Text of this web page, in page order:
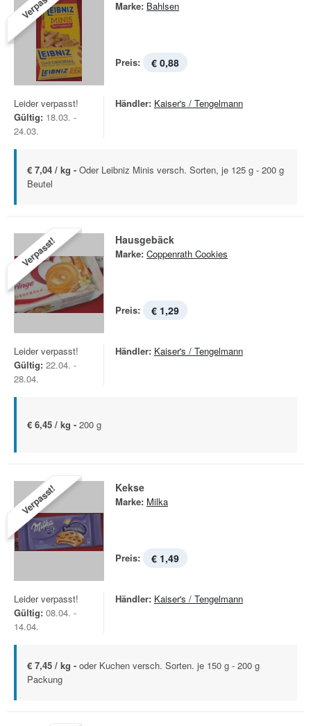
Marke: Bahlsen
Preis: € 0,88
Leider verpasst!
Gültig: 18.03. -
24.03.
Händler: Kaiser's / Tengelmann
€ 7,04 / kg - Oder Leibniz Minis versch. Sorten, je 125 g - 200 g
Beutel
Verpasst! Hausgebäck
Marke: Coppenrath Cookies
Preis: € 1,29
Leider verpasst!
Gültig: 22.04. -
28.04.
Händler: Kaiser's / Tengelmann
€ 6,45 / kg - 200 g
Verpasst! Kekse
Marke: Milka
Preis: € 1,49
Leider verpasst!
Gültig: 08.04. -
14.04.
Händler: Kaiser's / Tengelmann
€ 7,45 / kg - oder Kuchen versch. Sorten. je 150 g - 200 g
Packung